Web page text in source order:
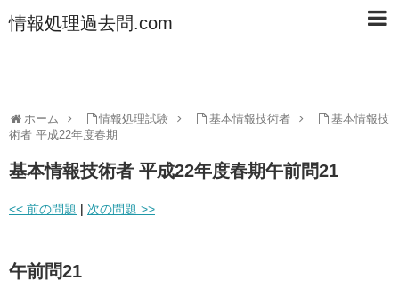
情報処理過去問.com
ホーム 情報処理試験 基本情報技術者
基本情報技
術者 平成22年度春期
基本情報技術者 平成22年度春期午前問21
<< 前の問題 | 次の問題 >>
午前問21